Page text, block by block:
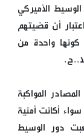
الأميركي
أن قضيتهم
واحدة من
المواكبة
أكانت أمنية
دور الوسيط